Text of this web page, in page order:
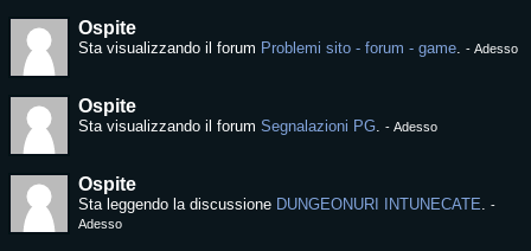
Ospite
Sta visualizzando il forum Problemi sito - forum - game. - Adesso
Ospite
Sta visualizzando il forum Segnalazioni PG. - Adesso
Ospite
Sta leggendo la discussione DUNGEONURI INTUNECATE. -
Adesso